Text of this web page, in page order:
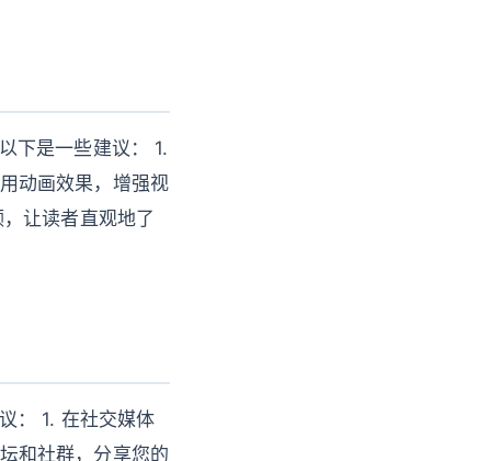
下是一些建议： 1.
动画效果，增强视
让读者直观地了
： 1. 在社交媒体
和社群，分享您的